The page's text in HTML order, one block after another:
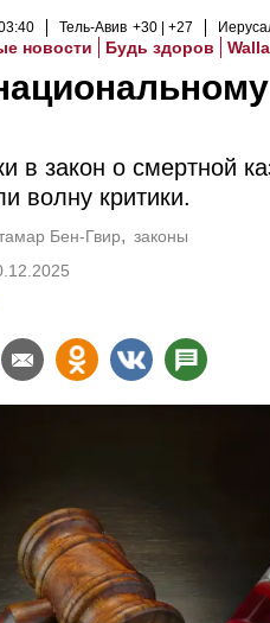
:40 Тель-Авив +30 +27
новости Будь здоров
в закон о смертной
волну критики.
Бен-Гвир законы